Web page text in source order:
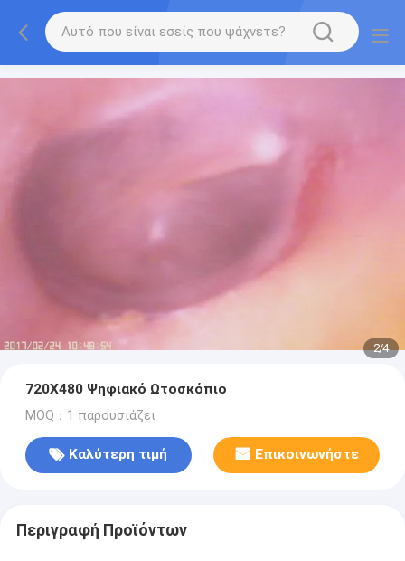
2/4
720X480 Ψηφιακό Ωτοσκόπιο
MOQ：1 παρουσιάζει
Καλύτερη τιμή Επικοινωνήστε
Περιγραφή Προϊόντων